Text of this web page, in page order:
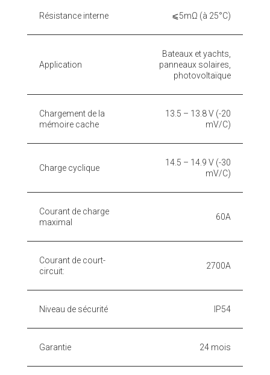
Résistance interne ⩽5mΩ (à 25°C)
Application
Bateaux et yachts,
panneaux solaires,
photovoltaïque
Chargement de la
mémoire cache
13.5 – 13.8 V (-20
mV/C)
Charge cyclique
14.5 – 14.9 V (-30
mV/C)
Courant de charge
maximal
60A
Courant de court-
circuit:
2700A
Niveau de sécurité IP54
Garantie 24 mois